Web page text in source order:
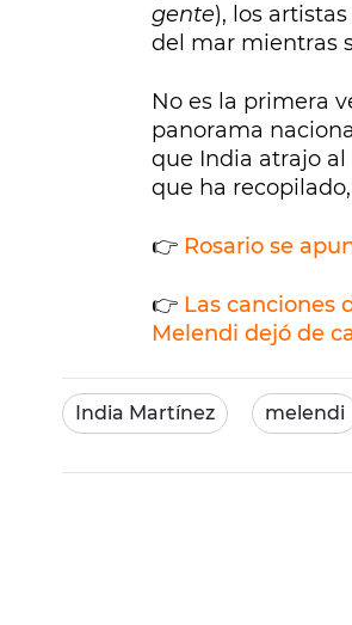
gente), los
del mar mientras
No es la primera
panorama
que India atrajo
que ha
👉 Rosario se
👉 Las canciones
Melendi dejó de
India Martínez melendi